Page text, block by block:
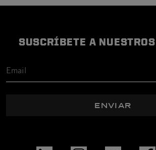
SUSCRÍBETE A NUESTROS
ENVIAR